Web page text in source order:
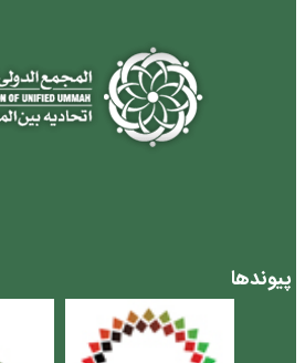
پیوندها